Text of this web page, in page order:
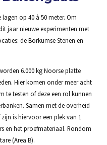
op 40 à 50 meter. Om
jaar nieuwe experimenten met
de Borkumse Stenen en
6.000 kg Noorse platte
Hier komen onder meer acht
te testen of deze een rol kunnen
Samen met de overheid
is hiervoor een plek van 1
en het proefmateriaal. Rondom
(Area B).